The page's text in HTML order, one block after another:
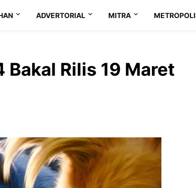
ADVERTORIAL MITRA
Rilis 19 Maret